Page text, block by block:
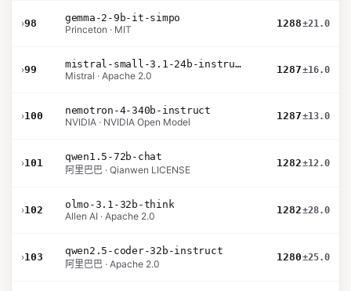
›98
gemma-2-9b-it-simpo
Princeton · MIT
1288±21.0
›99
mistral-small-3.1-24b-instruct-2503
Mistral · Apache 2.0
1287±16.0
›100
nemotron-4-340b-instruct
NVIDIA · NVIDIA Open Model
1287±13.0
›101
qwen1.5-72b-chat
阿里巴巴 · Qianwen LICENSE
1282±12.0
›102
olmo-3.1-32b-think
Allen AI · Apache 2.0
1282±28.0
›103
qwen2.5-coder-32b-instruct
阿里巴巴 · Apache 2.0
1280±25.0